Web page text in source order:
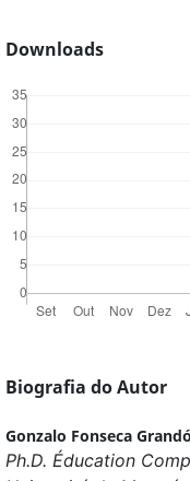
Downloads
Biografia do Autor
Gonzalo Fonseca
Ph.D. Éducation